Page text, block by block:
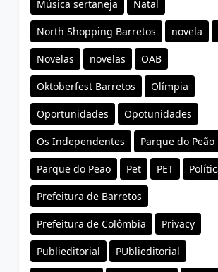
Música sertaneja Natal
North Shopping Barretos novela
Novelas novelas OAB
Oktoberfest Barretos Olímpia
Oportunidades Opotunidades
Os Independentes Parque do Peão
Parque do Peao Pet PET
Prefeitura de Barretos
Prefeitura de Colômbia Privacy
Publieditorial PUblieditorial